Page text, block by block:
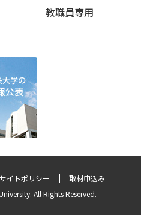
教職員専用
サイトポリシー
取材申込み
All Rights Reserved.